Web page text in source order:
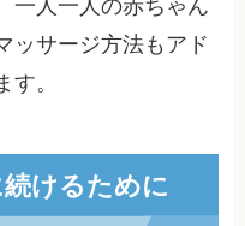
一人一人の赤ちゃん
ッサージ方法もアド
。
けるために